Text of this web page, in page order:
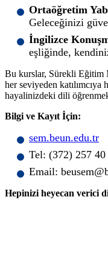
Ortaöğretim
Geleceğinizi
İngilizce
eşliğinde,
Bu kurslar, Sürekli Eğitim
her seviyeden katılımcıya
hayalinizdeki dili
Bilgi ve Kayıt İçin:
sem.beun.edu.tr
Tel: (372) 257
Email:
Hepinizi heyecan verici